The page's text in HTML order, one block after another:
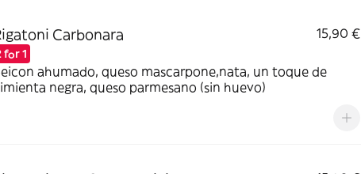
Carbonara
for 1
15,90 €
ahumado, queso mascarpone,nata, un toque de
negra, queso parmesano (sin huevo)